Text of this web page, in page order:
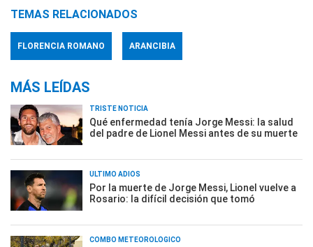
TEMAS RELACIONADOS
FLORENCIA ROMANO ARANCIBIA
MÁS LEÍDAS
TRISTE NOTICIA
Qué enfermedad tenía Jorge Messi: la salud
del padre de Lionel Messi antes de su muerte
ÚLTIMO ADIÓS
Por la muerte de Jorge Messi, Lionel vuelve a
Rosario: la difícil decisión que tomó
COMBO METEOROLÓGICO